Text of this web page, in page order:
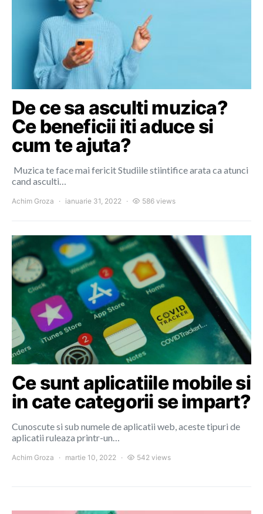
De ce sa asculti muzica?
Ce beneficii iti aduce si
cum te ajuta?
Muzica te face mai fericit Studiile stiintifice arata ca atunci
cand asculti…
Achim Groza ianuarie 31, 2022 586 views
Ce sunt aplicatiile mobile si
in cate categorii se impart?
Cunoscute si sub numele de aplicatii web, aceste tipuri de
aplicatii ruleaza printr-un…
Achim Groza martie 10, 2022 542 views